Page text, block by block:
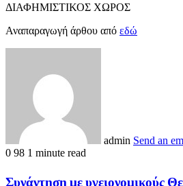
ΔΙΑΦΗΜΙΣΤΙΚΟΣ ΧΩΡΟΣ
Αναπαραγωγή άρθου από εδώ
admin Send an
0 98 1 minute read
Συνάντηση με υγειονομικούς